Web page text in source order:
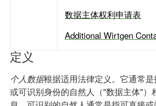
数据主体权利申请表
Additional Wirtgen
定义
个人数据根据适用法律定义。它通常
或可识别身份的自然人（"数据主体"）